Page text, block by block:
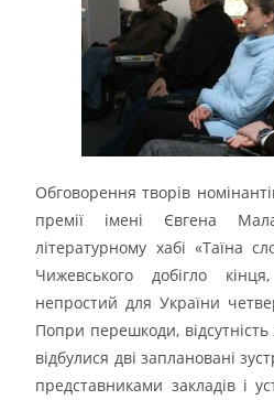
Обговорення творів
премії імені Євгена
літературному хабі «Таїна
Чижевського добігло
непростий для України
Попри перешкоди, відсутність
відбулися дві заплановані
представниками закладів і